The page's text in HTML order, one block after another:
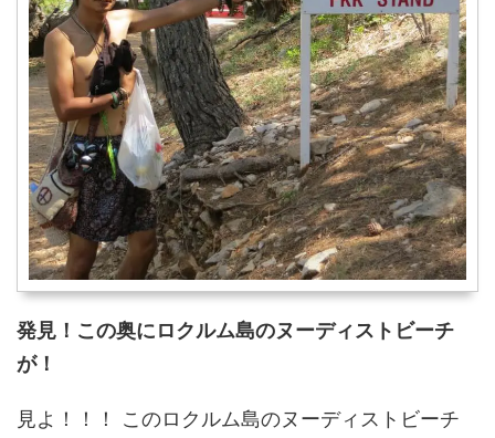
発見！この奥にロクルム島のヌーディストビーチ
が！
見よ！！！ このロクルム島のヌーディストビーチ